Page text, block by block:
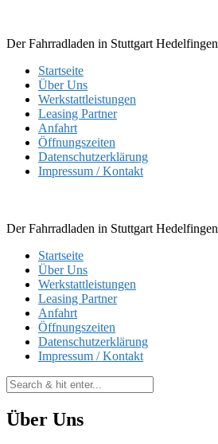
content
Der Fahrradladen in Stuttgart Hedelfingen
Startseite
Über Uns
Werkstattleistungen
Leasing Partner
Anfahrt
Öffnungszeiten
Datenschutzerklärung
Impressum / Kontakt
Der Fahrradladen in Stuttgart Hedelfingen
Startseite
Über Uns
Werkstattleistungen
Leasing Partner
Anfahrt
Öffnungszeiten
Datenschutzerklärung
Impressum / Kontakt
Über Uns